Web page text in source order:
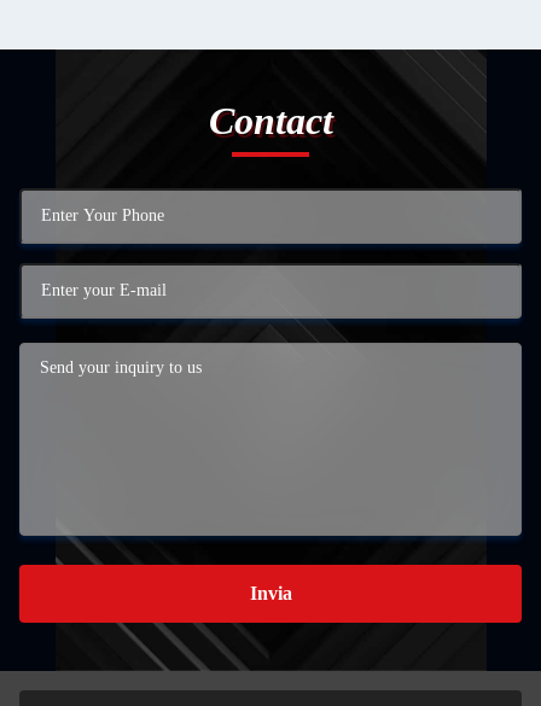
Contact
Invia